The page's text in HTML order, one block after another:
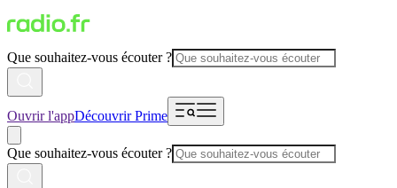
Que souhaitez-vous écouter ?
Ouvrir l'appDécouvrir Prime
Que souhaitez-vous écouter ?